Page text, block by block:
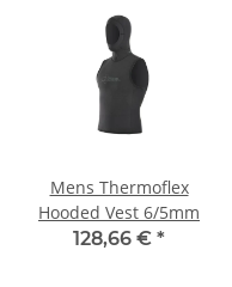
Mens Thermoflex
Hooded Vest 6/5mm
128,66 € *